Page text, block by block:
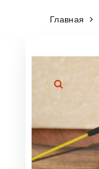
Главная